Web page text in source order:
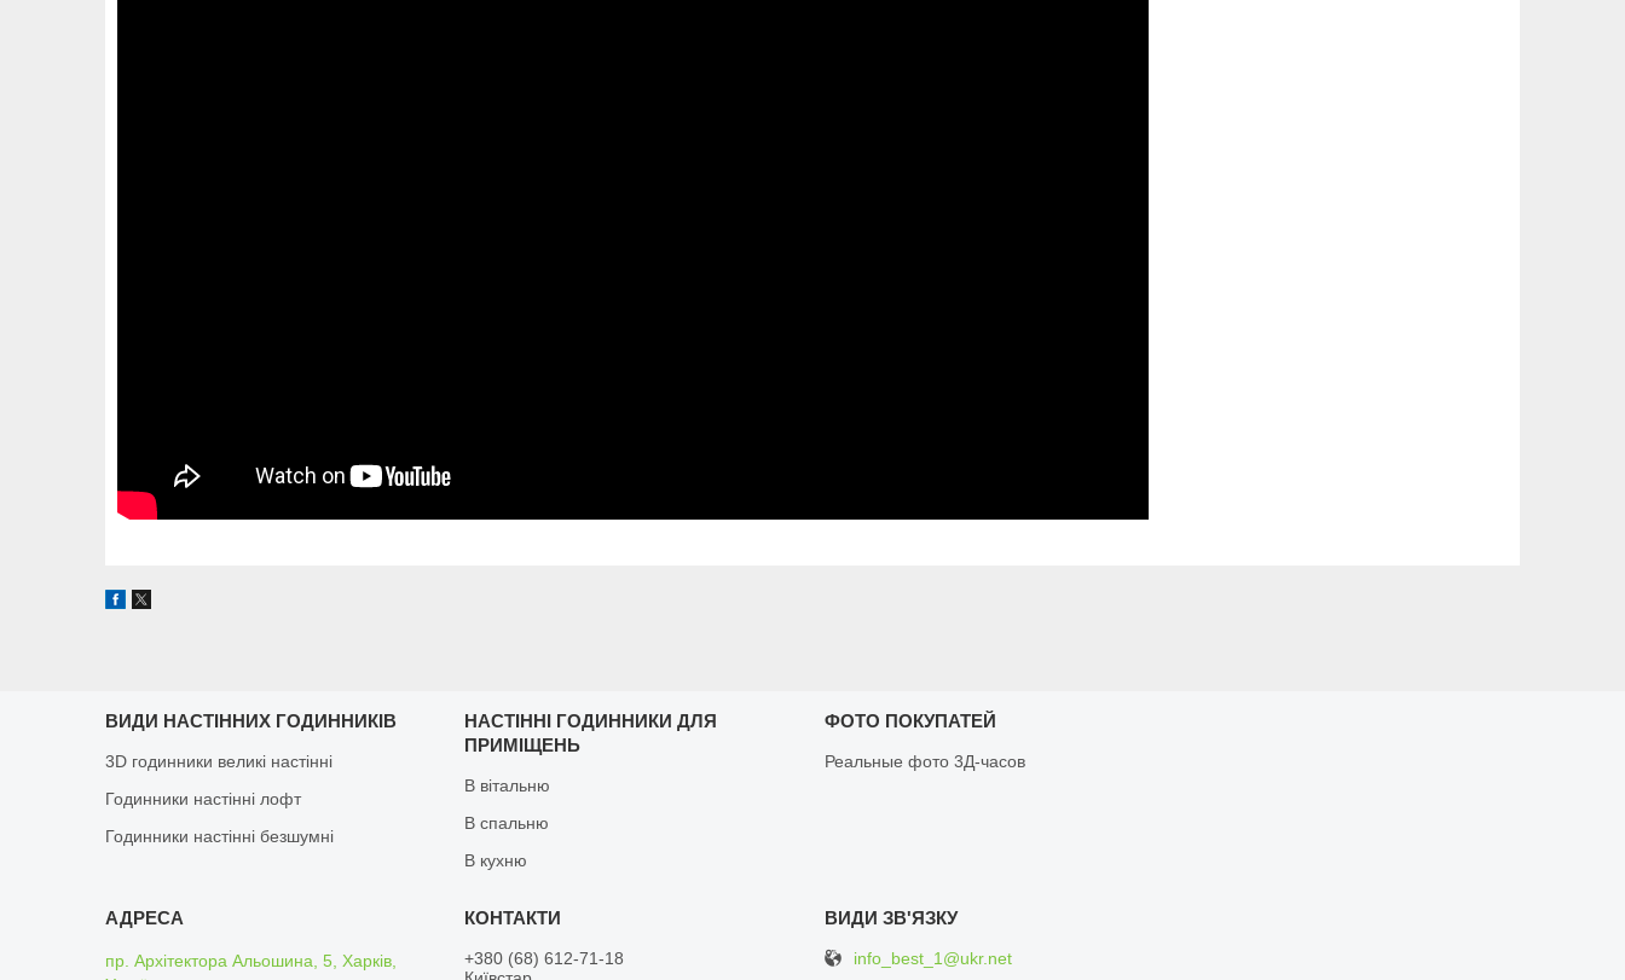
ВИДИ НАСТІННИХ ГОДИННИКІВ
3D годинники великі настінні
Годинники настінні лофт
Годинники настінні безшумні
НАСТІННІ ГОДИННИКИ ДЛЯ
ПРИМІЩЕНЬ
В вітальню
В спальню
В кухню
ФОТО ПОКУПАТЕЙ
Реальные фото 3Д-часов
пр. Архітектора Альошина, 5, Харків,
+380 (68) 612-71-18
info_best_1@ukr.net